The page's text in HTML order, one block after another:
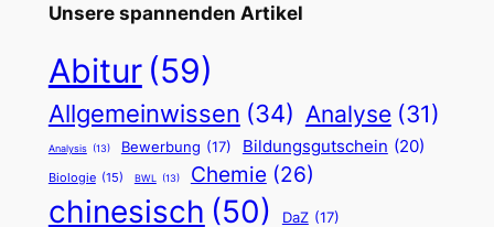
Unsere spannenden Artikel
Abitur (59)
Allgemeinwissen (34) Analyse (31)
Analysis (13) Bewerbung (17) Bildungsgutschein (20)
Biologie (15) BWL (13) Chemie (26)
chinesisch (50) DaZ (17)